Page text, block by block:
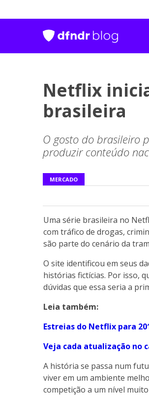
Netflix
brasileira
O gosto do brasileiro
produzir conteúdo
MERCADO
Uma série brasileira no
com tráfico de drogas,
são parte do cenário da
O site identificou em seus
histórias fictícias. Por isso,
dúvidas que essa seria a
Leia também:
Estreias do Netflix para
Veja cada atualização no
A história se passa num
viver em um ambiente
competição a um nível